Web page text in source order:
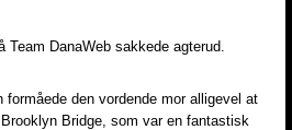
Team DanaWeb sakkede agterud.
formåede den vordende mor alligevel at
Bridge, som var en fantastisk